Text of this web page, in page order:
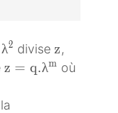
\lambda^2
λ2 divise z
z,
z= q.\lambda^m
z = q.λm où